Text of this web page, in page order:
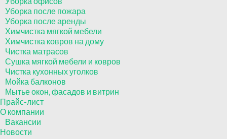
Уборка после пожара
Уборка после аренды
Химчистка мягкой мебели
Химчистка ковров на дому
Чистка матрасов
Сушка мягкой мебели и ковров
Чистка кухонных уголков
Мойка балконов
Мытье окон, фасадов и витрин
Прайс-лист
О компании
Вакансии
Новости